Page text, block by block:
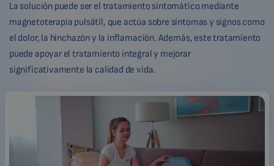
La solución puede ser el tratamiento sintomático mediante
magnetoterapia pulsátil, que actúa sobre síntomas y signos como
el dolor, la hinchazón y la inflamación. Además, este tratamiento
puede apoyar el tratamiento integral y mejorar
significativamente la calidad de vida.